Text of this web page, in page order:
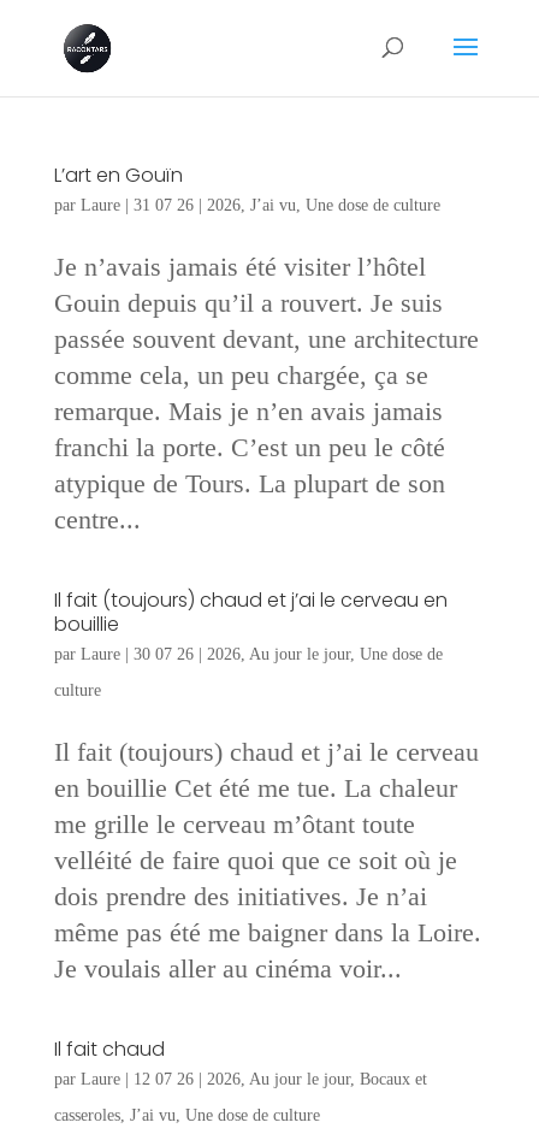
L’art en Gouïn
par Laure| 31 07 26| 2026, J’ai vu, Une dose de culture
Je n’avais jamais été visiter l’hôtel
Gouin depuis qu’il a rouvert. Je suis
passée souvent devant, une architecture
comme cela, un peu chargée, ça se
remarque. Mais je n’en avais jamais
franchi la porte. C’est un peu le côté
atypique de Tours. La plupart de son
centre...
Il fait (toujours) chaud et j’ai le cerveau en
bouillie
par Laure| 30 07 26| 2026, Au jour le jour, Une dose de
culture
Il fait (toujours) chaud et j’ai le cerveau
en bouillie Cet été me tue. La chaleur
me grille le cerveau m’ôtant toute
velléité de faire quoi que ce soit où je
dois prendre des initiatives. Je n’ai
même pas été me baigner dans la Loire.
Je voulais aller au cinéma voir...
Il fait chaud
par Laure| 12 07 26| 2026, Au jour le jour, Bocaux et
casseroles, J’ai vu, Une dose de culture